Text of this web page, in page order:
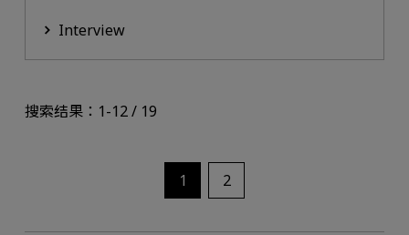
Interview
搜索结果：1-12 / 19
1 2